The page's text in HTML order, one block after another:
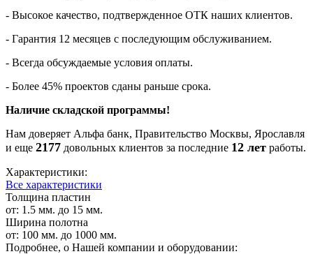
- Высокое качество, подтвержденное ОТК наших клиентов.
- Гарантия 12 месяцев с последующим обслуживанием.
- Всегда обсуждаемые условия оплаты.
- Более 45% проектов сданы раньше срока.
Наличие складской программы!
Нам доверяет Альфа банк, Правительство Москвы, Ярославля
и еще 2177 довольных клиентов за последние 12 лет работы.
Характеристики:
Все характеристики
Толщина пластин
от: 1.5 мм. до 15 мм.
Ширина полотна
от: 100 мм. до 1000 мм.
Подробнее, о Нашей компании и оборудовании: